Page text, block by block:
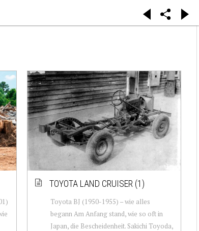
TOYOTA LAND CRUISER (1)
Toyota BJ (1950-1955) – wie alles
begann Am Anfang stand, wie so oft in
Japan, die Bescheidenheit. Sakichi Toyoda,